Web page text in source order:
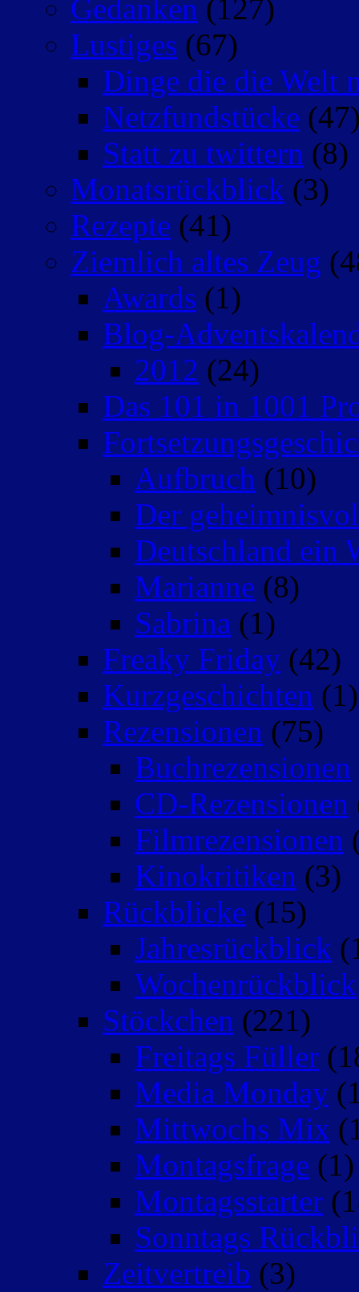
Gedanken (127)
Lustiges (67)
Dinge die die Welt
Netzfundstücke
Statt zu twittern (8)
Monatsrückblick (3)
Rezepte (41)
Ziemlich altes Zeug
Awards (1)
Blog-
2012 (24)
Das 101 in 1001
Aufbruch (10)
Der
Deutschland ein
Marianne (8)
Sabrina (1)
Freaky Friday (42)
Kurzgeschichten (1)
Rezensionen (75)
Buchrezensionen
CD-Rezensionen
Filmrezensionen
Kinokritiken (3)
Rückblicke (15)
Jahresrückblick
Wochenrückblick
Stöckchen (221)
Freitags Füller
Media Monday
Mittwochs Mix
Montagsfrage (1)
Montagsstarter
Sonntags
Zeitvertreib (3)